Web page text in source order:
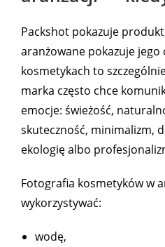
Packshot pokazuje
aranżowane pokazuje jego
kosmetykach to
marka często chce
emocje: świeżość,
skuteczność, minimalizm,
ekologię albo
Fotografia kosmetyków w
wykorzystywać:
wodę,